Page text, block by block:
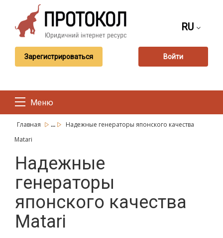
RU
Зарегистрироваться Войти
Меню
Главная ...
Надежные генераторы японского качества
Matari
Надежные
генераторы
японского качества
Matari